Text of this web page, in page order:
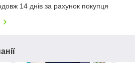
14 днів за рахунок покупця